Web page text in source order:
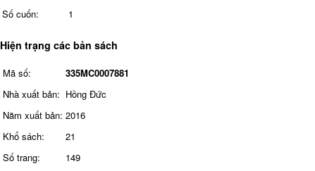
Số cuốn:
1
Hiện trạng các bản sách
Mã số:
335MC0007881
Nhà xuất bản: Hồng Đức
Năm xuất bản: 2016
Khổ sách:
21
Số trang:
149